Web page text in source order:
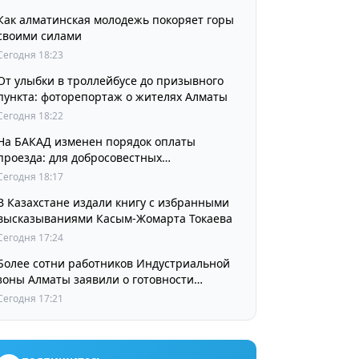
алматинская молодежь покоряет горы
силами
18:23
улыбки в троллейбусе до призывного
фоторепортаж о жителях Алматы
18:22
БАКАД изменен порядок оплаты
для добросовестных
стоимость остается
18:17
Казахстане издали книгу с избранными
Касым-Жомарта Токаева
17:24
сотни работников Индустриальной
Алматы заявили о готовности
участие в выборах членов
17:21